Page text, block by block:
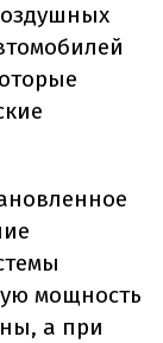
мощность
а при